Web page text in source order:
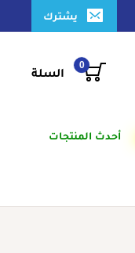
يشترك
0
السلة
أحدث المنتجات